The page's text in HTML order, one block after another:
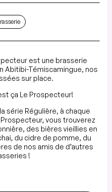
est une brasserie
Abitibi-Témiscamingue, nos
sur place.
ça Le Prospecteur!
série Régulière, à chaque
vous trouverez
des bières vieillies en
du cidre de pomme, du
de nos amis de d’autres
!